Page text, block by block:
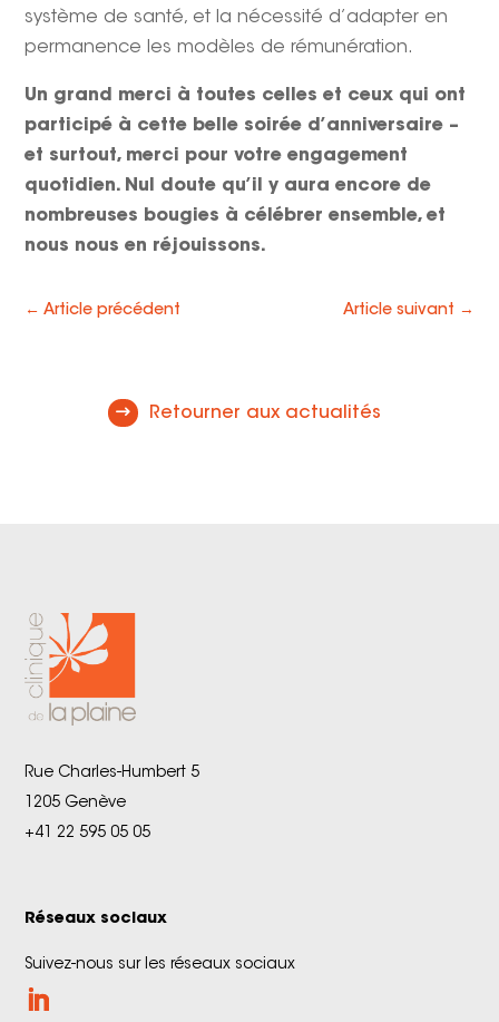
système de santé, et la nécessité d’adapter en
permanence les modèles de rémunération.
Un grand merci à toutes celles et ceux qui ont
participé à cette belle soirée d’anniversaire –
et surtout, merci pour votre engagement
quotidien. Nul doute qu’il y aura encore de
nombreuses bougies à célébrer ensemble, et
nous nous en réjouissons.
←Article précédent Article suivant →
Retourner aux actualités
Rue Charles-Humbert 5
1205 Genève
+41 22 595 05 05
Réseaux sociaux
Suivez-nous sur les réseaux sociaux